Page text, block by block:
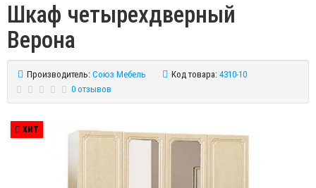
Шкаф четырехдверный
Верона
Производитель: Союз Мебель Код товара: 4310-10
0 отзывов
ХИТ